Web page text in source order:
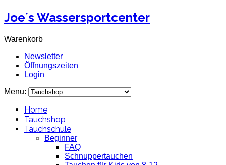
Joe´s Wassersportcenter
Warenkorb
Newsletter
Öffnungszeiten
Login
Menu:
Home
Tauchshop
Tauchschule
Beginner
FAQ
Schnuppertauchen